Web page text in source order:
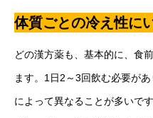
体質ごとの冷え性に
どの漢方薬も、基本的に、食
ます。1日2～3回飲む必要が
によって異なることが多いで